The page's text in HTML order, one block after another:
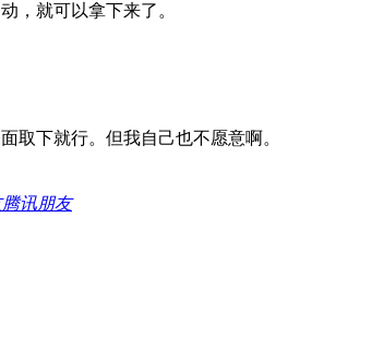
，就可以拿下来了。
取下就行。但我自己也不愿意啊。
腾讯朋友